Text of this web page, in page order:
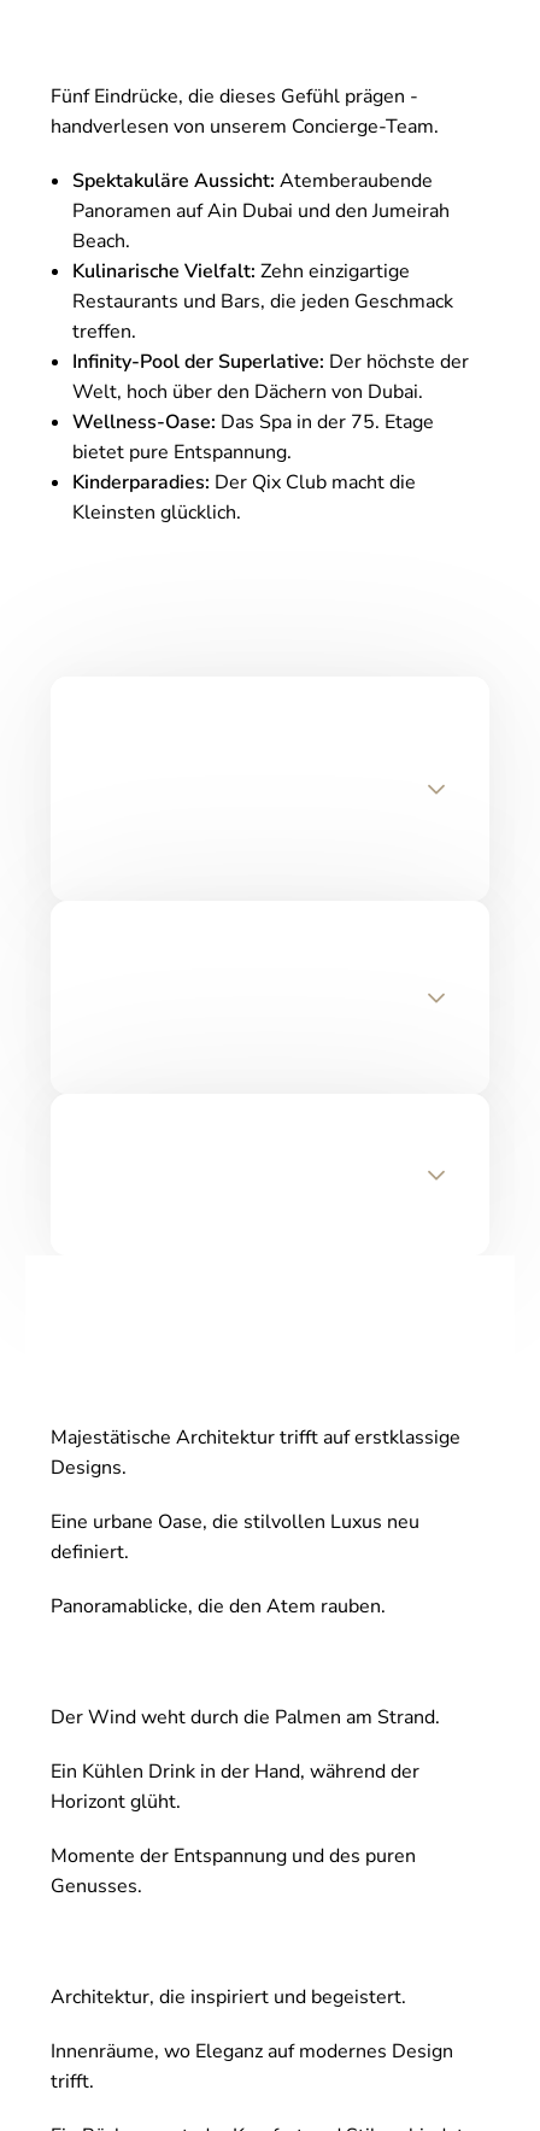
Fünf Eindrücke, die dieses Gefühl prägen -
handverlesen von unserem Concierge-Team.
Spektakuläre Aussicht: Atemberaubende
Panoramen auf Ain Dubai und den Jumeirah
Beach.
Kulinarische Vielfalt: Zehn einzigartige
Restaurants und Bars, die jeden Geschmack
treffen.
Infinity-Pool der Superlative: Der höchste der
Welt, hoch über den Dächern von Dubai.
Wellness-Oase: Das Spa in der 75. Etage
bietet pure Entspannung.
Kinderparadies: Der Qix Club macht die
Kleinsten glücklich.
Majestätische Architektur trifft auf erstklassige
Designs.
Eine urbane Oase, die stilvollen Luxus neu
definiert.
Panoramablicke, die den Atem rauben.
Der Wind weht durch die Palmen am Strand.
Ein Kühlen Drink in der Hand, während der
Horizont glüht.
Momente der Entspannung und des puren
Genusses.
Architektur, die inspiriert und begeistert.
Innenräume, wo Eleganz auf modernes Design
trifft.